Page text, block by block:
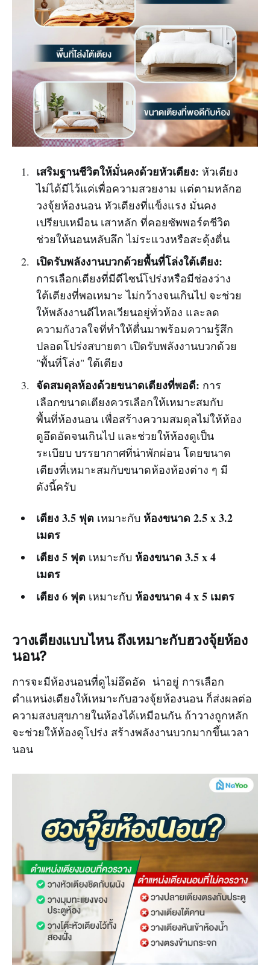
เสริมฐานชีวิตให้มั่นคงด้วยหัวเตียง: หัวเตียง
ไม่ได้มีไว้แค่เพื่อความสวยงาม แต่ตามหลักฮ
วงจุ้ยห้องนอน หัวเตียงที่แข็งแรง มั่นคง
เปรียบเหมือน เสาหลัก ที่คอยซัพพอร์ตชีวิต
ช่วยให้นอนหลับลึก ไม่ระแวงหรือสะดุ้งตื่น
เปิดรับพลังงานบวกด้วยพื้นที่โล่งใต้เตียง:
การเลือกเตียงที่มีดีไซน์โปร่งหรือมีช่องว่าง
ใต้เตียงที่พอเหมาะ ไม่กว้างจนเกินไป จะช่วย
ให้พลังงานดีไหลเวียนอยู่ทั่วห้อง และลด
ความกังวลใจที่ทำให้ตื่นมาพร้อมความรู้สึก
ปลอดโปร่งสบายตา เปิดรับพลังงานบวกด้วย
"พื้นที่โล่ง" ใต้เตียง
จัดสมดุลห้องด้วยขนาดเตียงที่พอดี: การ
เลือกขนาดเตียงควรเลือกให้เหมาะสมกับ
พื้นที่ห้องนอน เพื่อสร้างความสมดุลไม่ให้ห้อง
ดูอึดอัดจนเกินไป และช่วยให้ห้องดูเป็น
ระเบียบ บรรยากาศที่น่าพักผ่อน โดยขนาด
เตียงที่เหมาะสมกับขนาดห้องห้องต่าง ๆ มี
ดังนี้ครับ
เตียง 3.5 ฟุต เหมาะกับ ห้องขนาด 2.5 x 3.2
เมตร
เตียง 5 ฟุต เหมาะกับ ห้องขนาด 3.5 x 4
เมตร
เตียง 6 ฟุต เหมาะกับ ห้องขนาด 4 x 5 เมตร
วางเตียงแบบไหน ถึงเหมาะกับฮวงจุ้ยห้อง
นอน?
การจะมีห้องนอนที่ดูไม่อึดอัด น่าอยู่ การเลือก
ตำแหน่งเตียงให้เหมาะกับฮวงจุ้ยห้องนอน ก็ส่งผลต่อ
ความสงบสุขภายในห้องได้เหมือนกัน ถ้าวางถูกหลัก
จะช่วยให้ห้องดูโปร่ง สร้างพลังงานบวกมากขึ้นเวลา
นอน